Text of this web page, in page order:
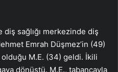
diş sağlığı merkezinde diş
Emrah Düşmez’in (49)
M.E. (34) geldi. İkili
dönüştü. M.E., tabancayla